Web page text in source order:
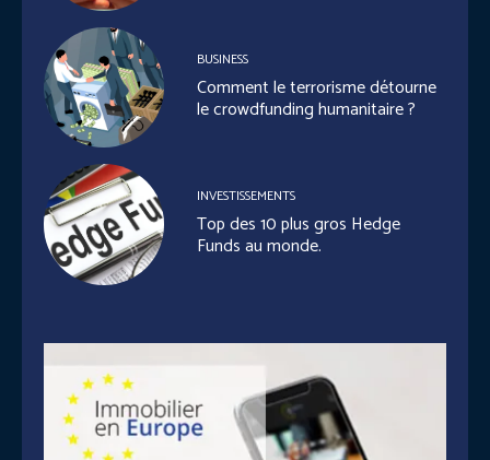
BUSINESS
Comment le terrorisme détourne
le crowdfunding humanitaire ?
INVESTISSEMENTS
Top des 10 plus gros Hedge
Funds au monde.